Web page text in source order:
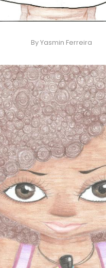
By Yasmin Ferreira